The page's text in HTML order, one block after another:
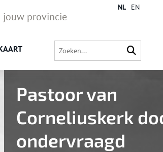
jouw provincie
NL EN
Pastoor van
Corneliuskerk
ondervraagd